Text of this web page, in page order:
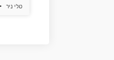
טלי ניר